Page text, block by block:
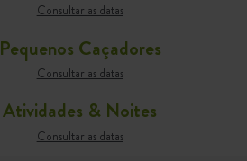
Consultar as datas
Pequenos Caçadores
Consultar as datas
Atividades & Noites
Consultar as datas